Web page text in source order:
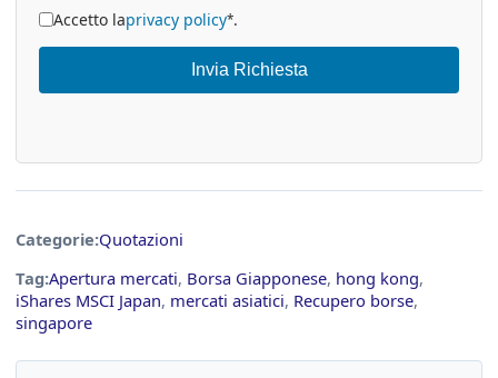
Accetto laprivacy policy*.
Invia Richiesta
Categorie:Quotazioni
Tag:Apertura mercati, Borsa Giapponese, hong kong,
iShares MSCI Japan, mercati asiatici, Recupero borse,
singapore